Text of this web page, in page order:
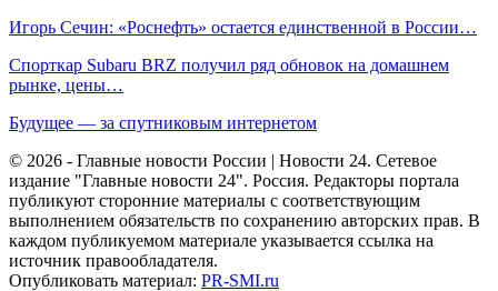
Игорь Сечин: «Роснефть» остается единственной в России…
Спорткар Subaru BRZ получил ряд обновок на домашнем
рынке, цены…
Будущее — за спутниковым интернетом
© 2026 - Главные новости России | Новости 24. Сетевое
издание "Главные новости 24". Россия. Редакторы портала
публикуют сторонние материалы с соответствующим
выполнением обязательств по сохранению авторских прав. В
каждом публикуемом материале указывается ссылка на
источник правообладателя.
Опубликовать материал: PR-SMI.ru